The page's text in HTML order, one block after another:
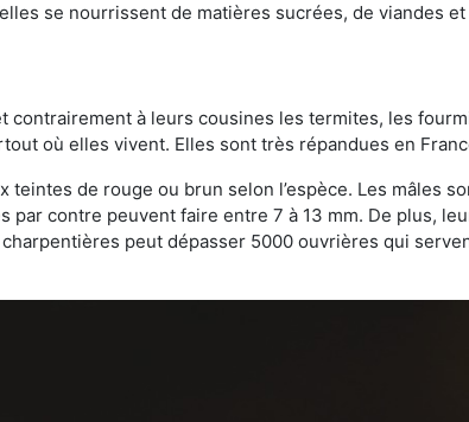
se nourrissent de matières sucrées, de viandes et
à leurs cousines les termites, les
où elles vivent. Elles sont très répandues en
teintes de rouge ou brun selon l’espèce. Les mâles
par contre peuvent faire entre 7 à 13 mm. De plus,
peut dépasser 5000 ouvrières qui